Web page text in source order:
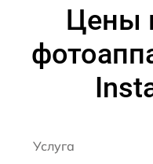
Цены
Услуга